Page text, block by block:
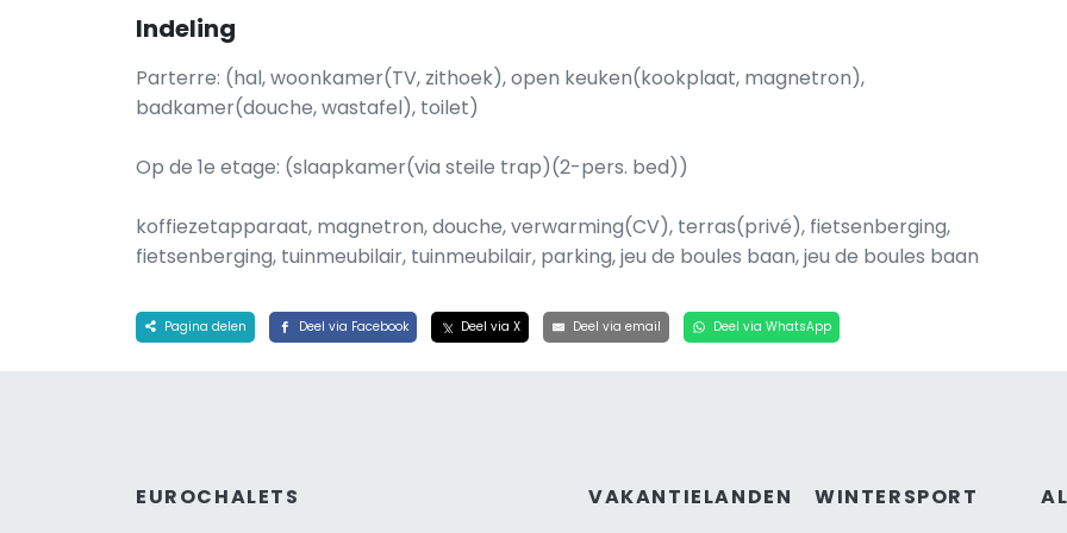
Indeling
Parterre: (hal, woonkamer(TV, zithoek), open keuken(kookplaat, magnetron),
badkamer(douche, wastafel), toilet)
Op de 1e etage: (slaapkamer(via steile trap)(2-pers. bed))
koffiezetapparaat, magnetron, douche, verwarming(CV), terras(privé), fietsenberging,
fietsenberging, tuinmeubilair, tuinmeubilair, parking, jeu de boules baan, jeu de boules baan
Pagina delen Deel via Facebook Deel via X Deel via email Deel via WhatsApp
EUROCHALETS
VAKANTIELANDEN
WINTERSPORT